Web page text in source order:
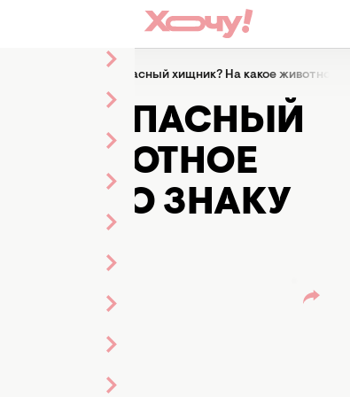
Ласковый котик или опасный хищник? На какое животное
ИЛИ ОПАСНЫЙ
ЖИВОТНОЕ
ПО ЗНАКУ